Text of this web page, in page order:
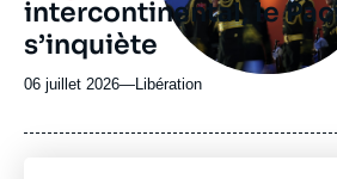
intercontinental, le
s’inquiète
06 juillet 2026—Nom
journal,
Libération